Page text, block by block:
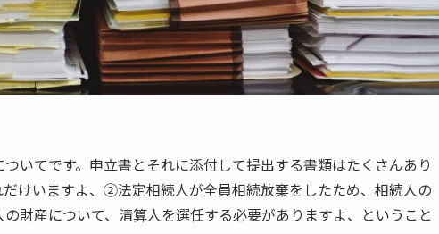
いてです。申立書とそれに添付して提出する書類はたくさんあり
けいますよ、②法定相続人が全員相続放棄をしたため、相続人の
財産について、清算人を選任する必要がありますよ、ということ